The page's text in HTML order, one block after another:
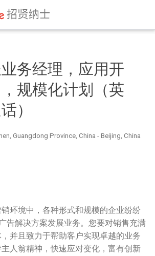
务经理，应用开
规模化计划（英
）
Guangdong Province, China - Beijing, China
环境中，各种形式和规模的企业纷纷
告解决方案发展业务。您要对销售充满
并且致力于帮助客户实现卓越的业务
人翁精神，快速应对变化，富有创新